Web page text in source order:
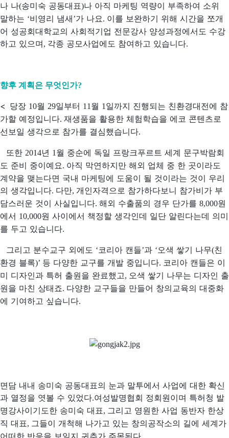
나 나(송미숙 공동대표)나 아직 마케팅 역량이 부족하여 소위
말하는 ‘비영리 냄새’가 나요. 이를 보완하기 위해 시간을 쪼개
어 성공회대학교의 사회적기업 전문강사 양성과정에서도 수강
하고 있으며, 각종 공모사업에도 참여하고 있습니다.
향후 계획은 무엇인가?
< 당장 10월 29일부터 11 월 1 일까지 진행되는 친환경대전에 참
가할 예정입니다. 재생품을 활용한 체험학습을 에코 콘텐츠로
선보일 생각으로 참가를 결심했습니다.
또한 2014년 1 월 중순에 독일 프랑크푸르트 세계 문구박람회
도 준비 중이예요. 아직 막연하지만 해외 업체 중 한 곳이라도
계약을 맺는다면 국내 마케팅에 도움이 될 것이라는 것이 우리
의 생각입니다. 다만, 개인자격으로 참가하다보니 참가비가 부
담스러운 것이 사실입니다. 해외 수출품의 경우 단가를 8,000원
에서 10,000원 사이에서 책정할 생각인데 일단 알린다는데 의미
를 두고 있습니다.
그리고 분수교구 외에도 ‘코리아 캔들’과 ‘오색 쌓기 나무(친
환경 블록)’ 등 다양한 교구를 개발 중입니다. 코리아 캔들은 이
미 디자인과 특허 출원을 완료했고, 오색 쌓기 나무는 디자인 출
원을 마친 상태죠. 다양한 교구들을 만들어 창의교육의 대중화
에 기여하고 싶습니다.
면담 내내 송미숙 공동대표의 눈과 말투에서 사업에 대한 확신
과 열정을 엿볼 수 있었다.여성발명협회 정회원이며 특허청 발
명강사이기도한 송미숙 대표, 그리고 영원한 사업 동반자 한상
직 대표, 그들이 개척해 나가고 있는 창의공작소의 길에 세계가
어떠한 반응을 보일지 귀추가 주목된다